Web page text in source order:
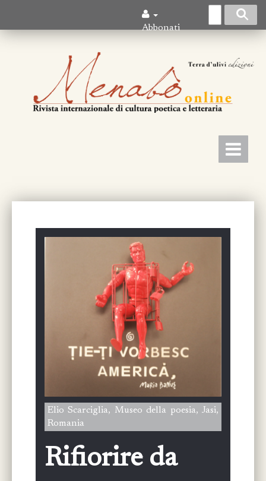
Abbonati
Elio Scarciglia, Museo della poesia, Jasi,
Romania
Rifiorire da